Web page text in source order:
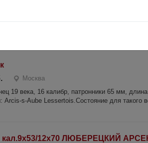
в калибре 22 WM (Магнум). Прицел Banner и
Москва
19 века, 16 калибр, патронники 65 мм,
Arcis-s-Aube Lessertois.Состояние для такого
кал.9х53/12х70 ЛЮБЕРЕЦКИЙ